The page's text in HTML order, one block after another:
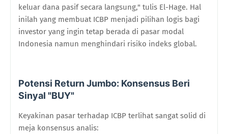
keluar dana pasif secara langsung," tulis El-Hage. Hal
inilah yang membuat ICBP menjadi pilihan logis bagi
investor yang ingin tetap berada di pasar modal
Indonesia namun menghindari risiko indeks global.
Potensi Return Jumbo: Konsensus Beri
Sinyal "BUY"
Keyakinan pasar terhadap ICBP terlihat sangat solid di
meja konsensus analis: